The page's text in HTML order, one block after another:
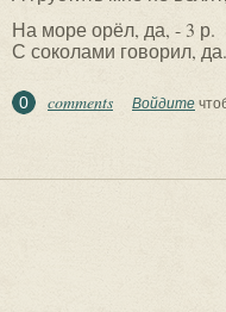
На море орёл, да, - 3 р.
С соколами говорил, да.
0 comments Войдите